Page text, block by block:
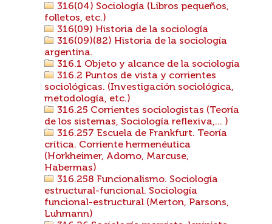
316(04) Sociología (Libros pequeños,
folletos, etc.)
316(09) Historia de la sociología
316(09)(82) Historia de la sociología
argentina.
316.1 Objeto y alcance de la sociología
316.2 Puntos de vista y corrientes
sociológicas. (Investigación sociológica,
metodología, etc.)
316.25 Corrientes sociologistas (Teoría
de los sistemas, Sociología reflexiva,... )
316.257 Escuela de Frankfurt. Teoría
crítica. Corriente hermenéutica
(Horkheimer, Adorno, Marcuse,
Habermas)
316.258 Funcionalismo. Sociología
estructural-funcional. Sociología
funcional-estructural (Merton, Parsons,
Luhmann)